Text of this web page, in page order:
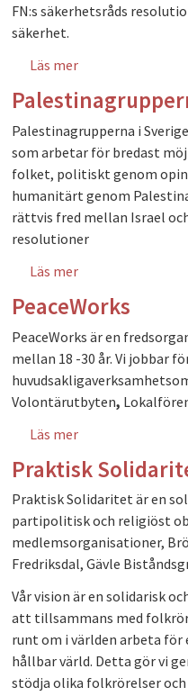
FN:s säkerhetsråds
säkerhet.
Läs merom Operation 1325
Palestinagrupperna i
som arbetar för bredast
folket, politiskt genom
humanitärt genom
rättvis fred mellan Israel
resolutioner
Läs merom
PeaceWorks
PeaceWorks är en
mellan 18 -30 år. Vi jobbar
Volontärutbyten,
Läs merom PeaceWorks
Praktisk
Praktisk Solidaritet är en
partipolitisk och religiöst
medlemsorganisationer,
Fredriksdal, Gävle
Vår vision är en solidarisk
att tillsammans med
runt om i världen arbeta
hållbar värld. Detta gör vi
stödja olika folkrörelser